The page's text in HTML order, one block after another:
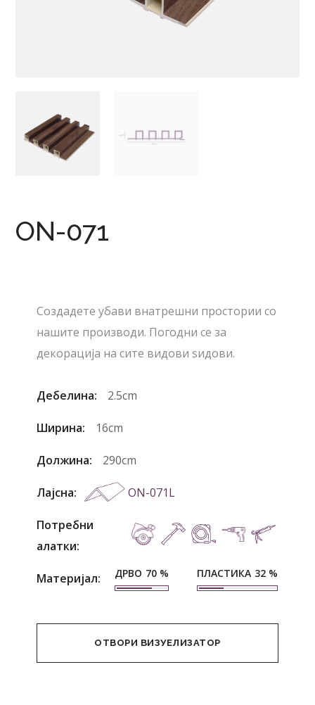
ON-071
Создадете убави внатрешни простории со
нашите производи. Погодни се за
декорација на сите видови ѕидови.
Дебелина: 2.5cm
Ширина: 16cm
Должина: 290cm
Лајсна: ON-071L
Потребни
алатки:
Материјал: ДРВО 70 % ПЛАСТИКА 32 %
ОТВОРИ ВИЗУЕЛИЗАТОР